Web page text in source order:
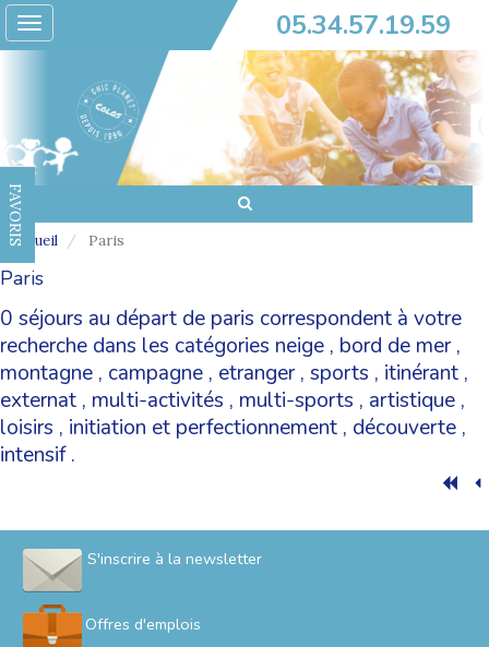
Toggle
navigation
05.34.57.19.59
FAVORIS
Accueil Paris
Paris
0 séjours au départ de paris correspondent à votre
recherche dans les catégories neige , bord de mer,
montagne , campagne , etranger, sports , itinérant ,
externat , multi-activités , multi-sports , artistique ,
loisirs , initiation et perfectionnement , découverte ,
intensif.
S'inscrire à la newsletter
Offres d'emplois